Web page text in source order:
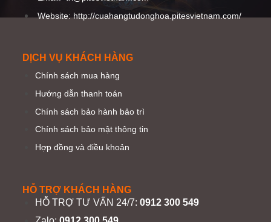
Website: http://cuahangtudonghoa.pitesvietnam.com/
DỊCH VỤ KHÁCH HÀNG
Chính sách mua hàng
Hướng dẫn thanh toán
Chính sách bảo hành bảo trì
Chính sách bảo mật thông tin
Hợp đồng và điều khoản
HỖ TRỢ KHÁCH HÀNG
HỖ TRỢ TƯ VẤN 24/7:0912 300 549